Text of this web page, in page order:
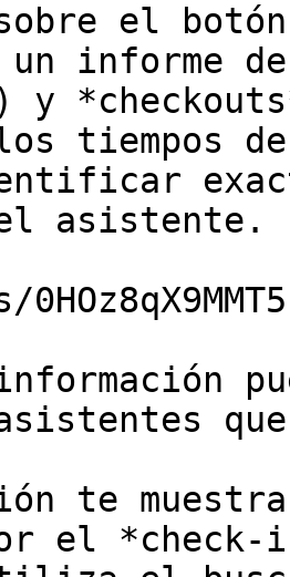
el
un informe
y
tiempos
asistente.
te
el